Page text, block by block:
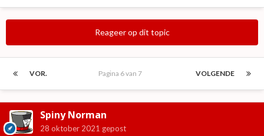
Reageer op dit topic
VOR. VOLGENDE
Pagina 6 van 7
Spiny Norman
28 oktober 2021 gepost